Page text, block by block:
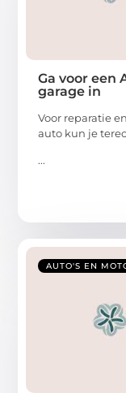
Ga voor een
garage in
Voor reparatie
auto kun je
...
AUTO'S EN